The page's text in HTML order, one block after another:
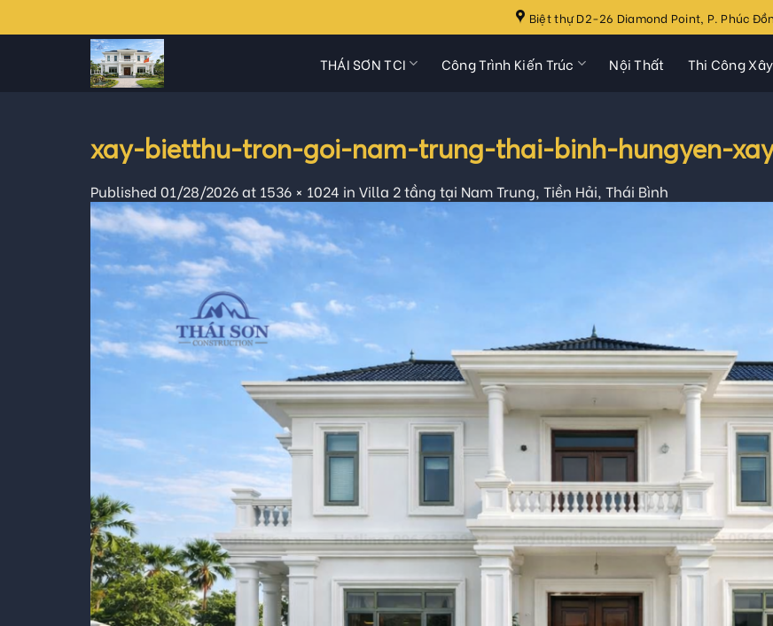
to
Biệt thự D2-26 Diamond Point, P. Phúc
THÁI SƠN TCI Công Trình Kiến Trúc Nội Thất Thi Công
xay-bietthu-tron-goi-nam-trung-thai-binh-hungyen-
Published 01/28/2026at 1536 × 1024 in Villa 2 tầng tại Nam Trung, Tiền Hải, Thái Bình